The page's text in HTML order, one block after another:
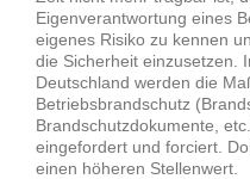
Eigenverantwortung eines
eigenes Risiko zu kennen
die Sicherheit einzusetzen.
Deutschland werden die
Betriebsbrandschutz
Brandschutzdokumente,
eingefordert und forciert.
einen höheren Stellenwert.